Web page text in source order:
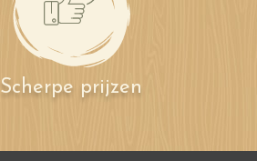
Scherpe prijzen